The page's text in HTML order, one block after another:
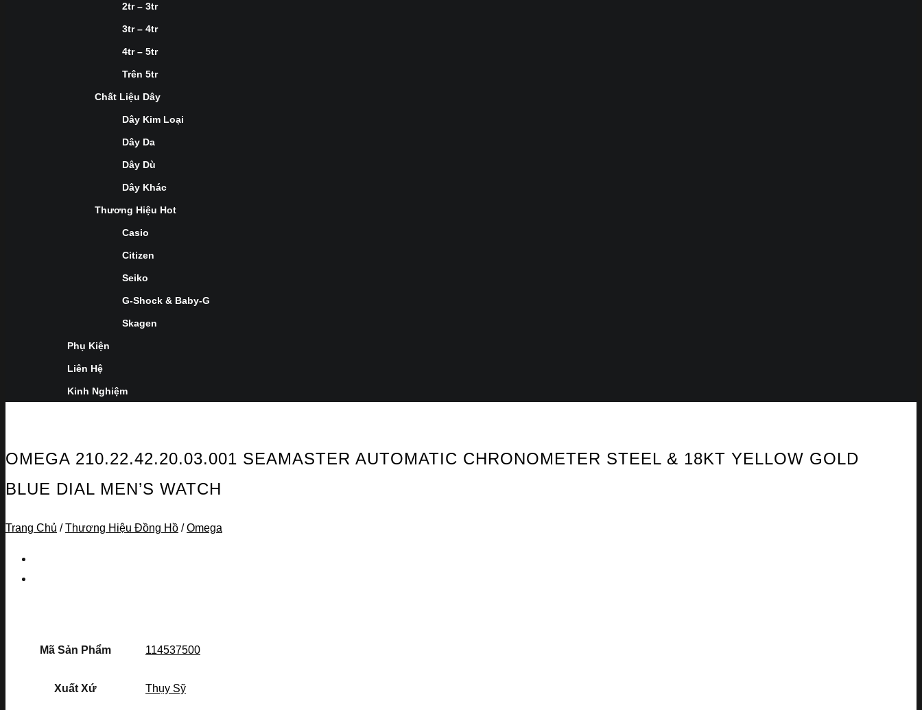
2tr – 3tr
3tr – 4tr
4tr – 5tr
Trên 5tr
Chất Liệu Dây
Dây Kim Loại
Dây Da
Dây Dù
Dây Khác
Thương Hiệu Hot
Casio
Citizen
Seiko
G-Shock & Baby-G
Skagen
Phụ Kiện
Liên Hệ
Kinh Nghiệm
OMEGA 210.22.42.20.03.001 SEAMASTER AUTOMATIC CHRONOMETER STEEL & 18KT YELLOW GOLD
BLUE DIAL MEN’S WATCH
Trang Chủ / Thương Hiệu Đồng Hồ / Omega
Mã Sản Phẩm 114537500
Xuất Xứ Thụy Sỹ